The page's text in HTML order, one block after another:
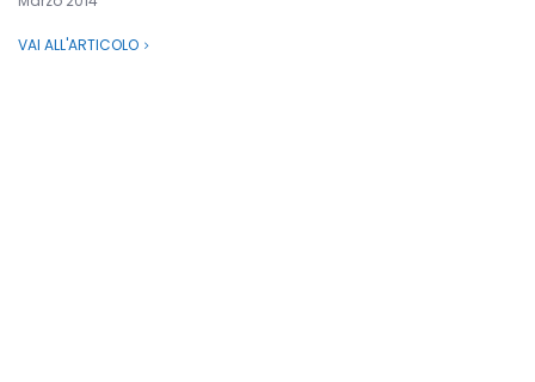
VAI ALL'ARTICOLO